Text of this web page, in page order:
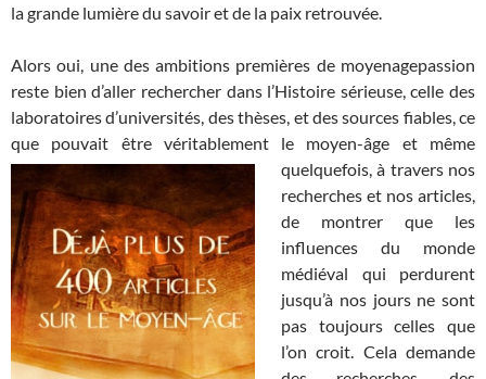
la grande lumière du savoir et de la paix retrouvée.
Alors oui, une des ambitions premières de moyenagepassion
reste bien d’aller rechercher dans l’Histoire sérieuse, celle des
laboratoires d’universités, des thèses, et des sources fiables, ce
que pouvait être véritablement le moyen-âge et même
quelquefois, à travers nos
recherches et nos articles,
de montrer que les
influences du monde
médiéval qui perdurent
jusqu’à nos jours ne sont
pas toujours celles que
l’on croit. Cela demande